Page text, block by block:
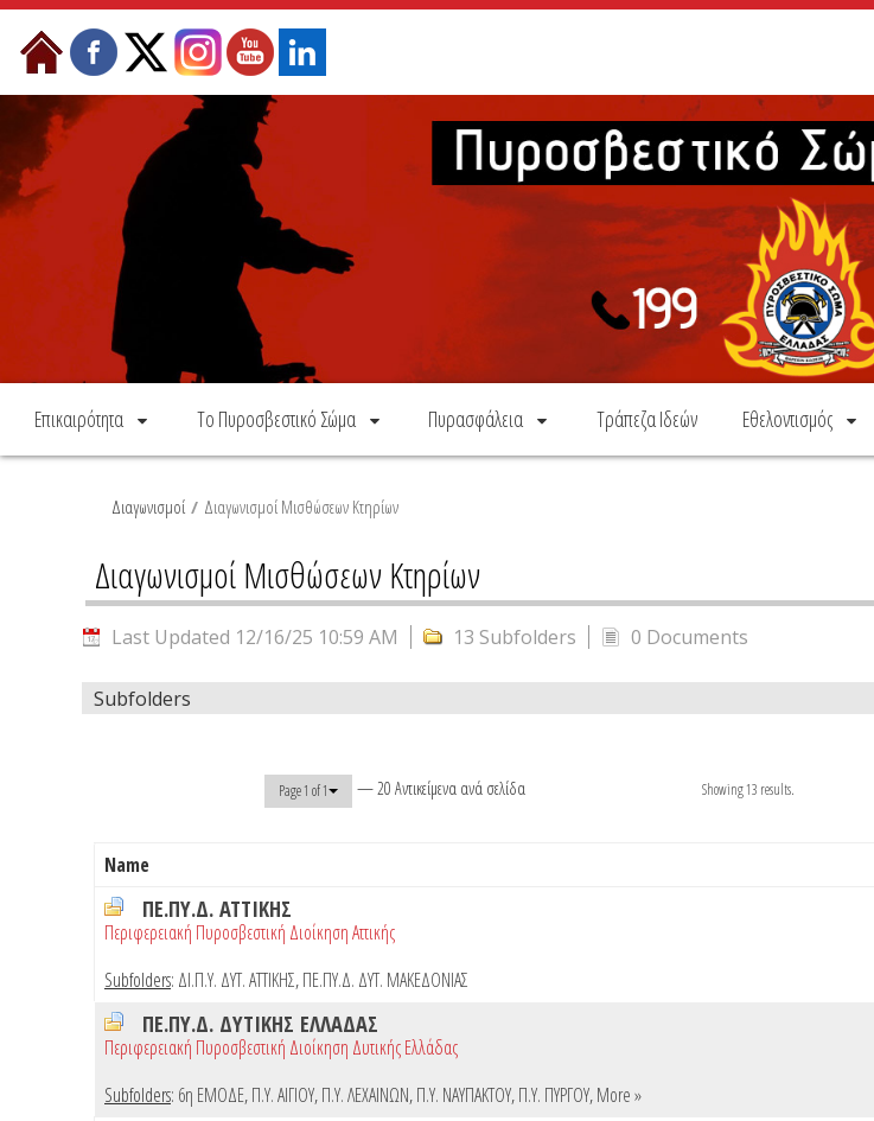
Skip to Content
Επικαιρότητα Το Πυροσβεστικό Σώμα Πυρασφάλεια Τράπεζα Ιδεών Εθελοντισμός
Διαγωνισμοί / Διαγωνισμοί Μισθώσεων Κτηρίων
Διαγωνισμοί Μισθώσεων Κτηρίων
Last Updated 12/16/25 10:59 AM 13 Subfolders 0 Documents
Subfolders
Page 1 of 1 — 20 Αντικείμενα ανά σελίδα Showing 13 results.
Name
ΠΕ.ΠΥ.Δ. ΑΤΤΙΚΗΣ
Περιφερειακή Πυροσβεστική Διοίκηση Αττικής
Subfolders: ΔΙ.Π.Υ. ΔΥΤ. ΑΤΤΙΚΗΣ,ΠΕ.ΠΥ.Δ. ΔΥΤ. ΜΑΚΕΔΟΝΙΑΣ
ΠΕ.ΠΥ.Δ. ΔΥΤΙΚΗΣ ΕΛΛΑΔΑΣ
Περιφερειακή Πυροσβεστική Διοίκηση Δυτικής Ελλάδας
Subfolders: 6η ΕΜΟΔΕ,Π.Υ. ΑΙΓΙΟΥ,Π.Υ. ΛΕΧΑΙΝΩΝ,Π.Υ. ΝΑΥΠΑΚΤΟΥ,Π.Υ. ΠΥΡΓΟΥ,More »